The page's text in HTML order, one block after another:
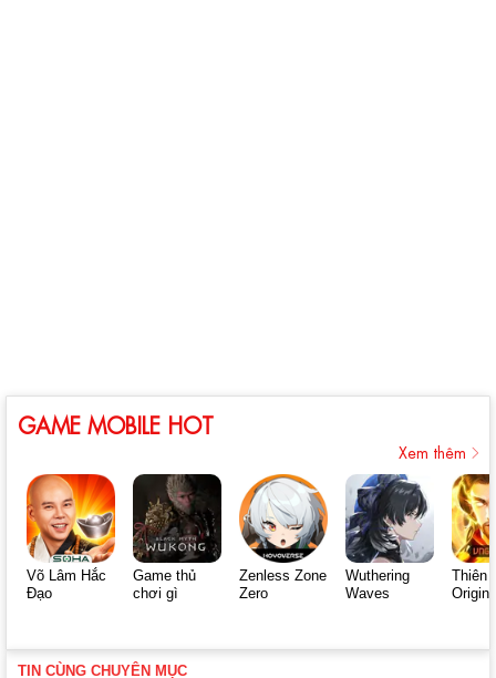
GAME MOBILE HOT
Xem thêm
Võ Lâm Hắc
Đạo
Game thủ
chơi gì
Zenless Zone
Zero
Wuthering
Waves
Thiên
Origin
TIN CÙNG CHUYÊN MỤC